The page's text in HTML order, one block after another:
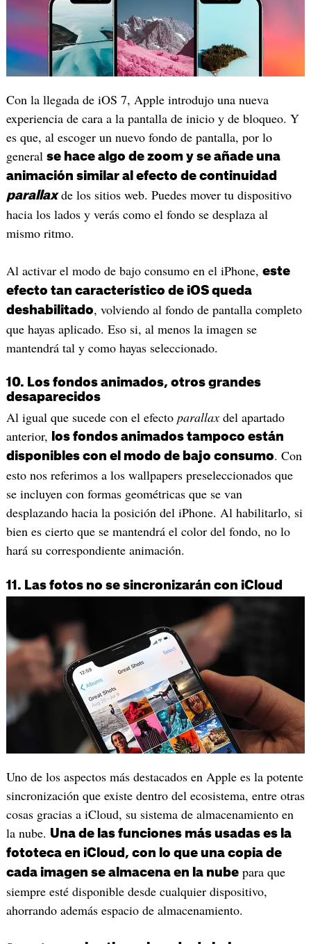
Con la llegada de iOS 7, Apple introdujo una nueva
experiencia de cara a la pantalla de inicio y de bloqueo. Y
es que, al escoger un nuevo fondo de pantalla, por lo
general se hace algo de zoom y se añade una
animación similar al efecto de continuidad
parallaxde los sitios web. Puedes mover tu dispositivo
hacia los lados y verás como el fondo se desplaza al
mismo ritmo.
Al activar el modo de bajo consumo en el iPhone, este
efecto tan característico de iOS queda
deshabilitado, volviendo al fondo de pantalla completo
que hayas aplicado. Eso si, al menos la imagen se
mantendrá tal y como hayas seleccionado.
10. Los fondos animados, otros grandes
desaparecidos
Al igual que sucede con el efecto parallaxdel apartado
anterior,
los fondos animados tampoco están
disponibles con el modo de bajo consumo. Con
esto nos referimos a los wallpapers preseleccionados que
se incluyen con formas geométricas que se van
desplazando hacia la posición del iPhone. Al habilitarlo, si
bien es cierto que se mantendrá el color del fondo, no lo
hará su correspondiente animación.
11. Las fotos no se sincronizarán con iCloud
Uno de los aspectos más destacados en Apple es la potente
sincronización que existe dentro del ecosistema, entre otras
cosas gracias a iCloud, su sistema de almacenamiento en
la nube. Una de las funciones más usadas es la
fototeca en iCloud, con lo que una copia de
cada imagen se almacena en la nubepara que
siempre esté disponible desde cualquier dispositivo,
ahorrando además espacio de almacenamiento.